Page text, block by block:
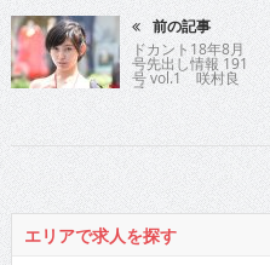
前の記事
ドカント18年8月
号先出し情報 191
号 vol.1 咲村良
子
エリアで求人を探す